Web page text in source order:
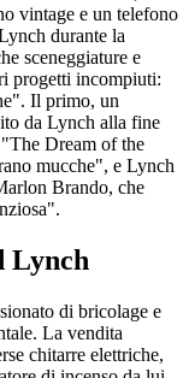
vintage e un telefono
durante la
sceneggiature e
progetti incompiuti:
Il primo, un
da Lynch alla fine
Dream of the
mucche", e Lynch
Brando, che
Lynch
di bricolage e
La vendita
chitarre elettriche,